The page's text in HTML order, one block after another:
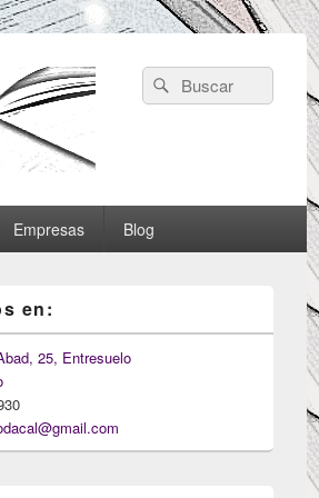
Search
for:
Empresas Blog
en:
25, Entresuelo